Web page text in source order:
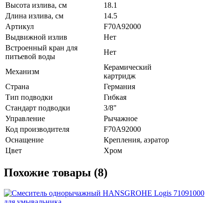
Высота излива, см
18.1
Длина излива, см
14.5
Артикул
F70A92000
Выдвижной излив
Нет
Встроенный кран для
питьевой воды
Нет
Механизм
Керамический
картридж
Страна
Германия
Тип подводки
Гибкая
Стандарт подводки
3/8"
Управление
Рычажное
Код производителя
F70A92000
Оснащение
Крепления, аэратор
Цвет
Хром
Похожие товары (8)